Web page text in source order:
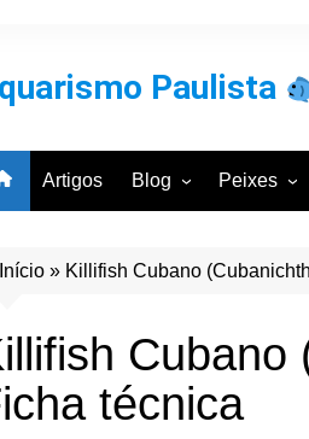
Paulista
Artigos Blog
Galeria de Aquários
Peixes
Por
Início » Killifish Cubano
Cubano
técnica